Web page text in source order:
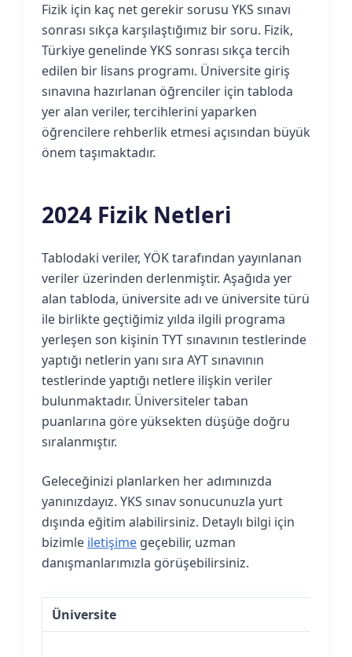
Fizik için kaç net gerekir sorusu YKS sınavı
sonrası sıkça karşılaştığımız bir soru. Fizik,
Türkiye genelinde YKS sonrası sıkça tercih
edilen bir lisans programı. Üniversite giriş
sınavına hazırlanan öğrenciler için tabloda
yer alan veriler, tercihlerini yaparken
öğrencilere rehberlik etmesi açısından büyük
önem taşımaktadır.
2024 Fizik Netleri
Tablodaki veriler, YÖK tarafından yayınlanan
veriler üzerinden derlenmiştir. Aşağıda yer
alan tabloda, üniversite adı ve üniversite türü
ile birlikte geçtiğimiz yılda ilgili programa
yerleşen son kişinin TYT sınavının testlerinde
yaptığı netlerin yanı sıra AYT sınavının
testlerinde yaptığı netlere ilişkin veriler
bulunmaktadır. Üniversiteler taban
puanlarına göre yüksekten düşüğe doğru
sıralanmıştır.
Geleceğinizi planlarken her adımınızda
yanınızdayız. YKS sınav sonucunuzla yurt
dışında eğitim alabilirsiniz. Detaylı bilgi için
bizimle iletişime geçebilir, uzman
danışmanlarımızla görüşebilirsiniz.
Üniversite